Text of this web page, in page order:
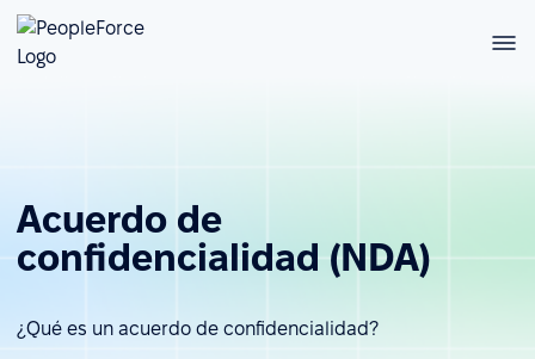
Acuerdo de
confidencialidad (NDA)
¿Qué es un acuerdo de confidencialidad?